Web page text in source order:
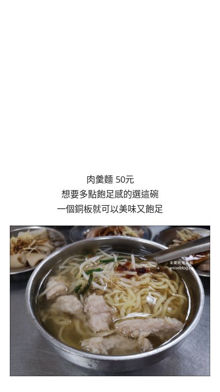
肉羹麵 50元
想要多點飽足感的選這碗
一個銅板就可以美味又飽足